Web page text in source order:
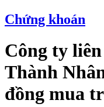
Chứng khoán
Công ty
Thành
đồng mua